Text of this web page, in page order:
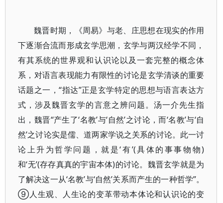
魏晋时期，《周易》与老、庄思想在现实的作用
下逐渐合流而形成玄学思潮，玄学与两汉经学不同，
有其系统的世界观和认识论以及一套完整的概念体
系，对语言表现能力有限性的讨论是玄学清谈的重要
话题之一，“指达”正是玄学特定的思想与语言表达方
式，涉及魏晋玄学的言意之辨问题。汤一介先生指
出，魏晋“产生了‘名教’与‘自然’之讨论，而‘名教’与‘自
然’之讨论实是儒、道两家学说之关系的讨论。此一讨
论上升为哲学问题，就是‘有’(具体的事事物物)
和‘无’(存存真真的宇宙本体)的讨论。魏晋玄学就是为
了解决这一从‘名教’与‘自然’关系而产生的一种哲学”。
⑨人生观、人生论的变革带动本体论和认识论的变